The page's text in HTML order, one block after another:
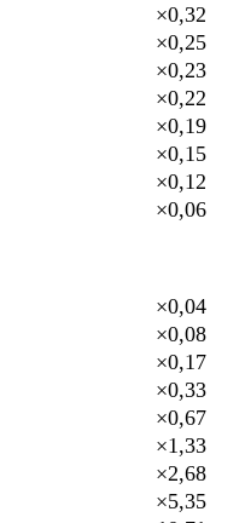
×0,32
×0,25
×0,23
×0,22
×0,19
×0,15
×0,12
×0,06
×0,04
×0,08
×0,17
×0,33
×0,67
×1,33
×2,68
×5,35